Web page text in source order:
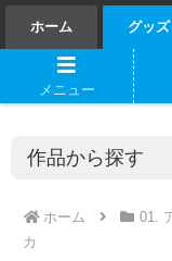
ホーム グッズ
ホーム 01.
カ
メニュー